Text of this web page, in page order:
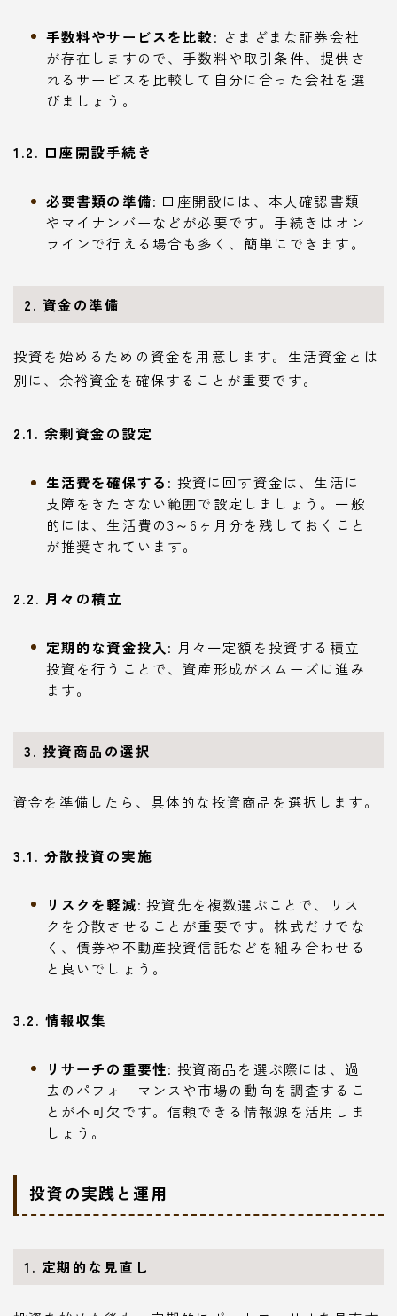
手数料やサービスを比較: さまざまな証券会社
が存在しますので、手数料や取引条件、提供さ
れるサービスを比較して自分に合った会社を選
びましょう。
1.2. 口座開設手続き
必要書類の準備: 口座開設には、本人確認書類
やマイナンバーなどが必要です。手続きはオン
ラインで行える場合も多く、簡単にできます。
2. 資金の準備
投資を始めるための資金を用意します。生活資金とは
別に、余裕資金を確保することが重要です。
2.1. 余剰資金の設定
生活費を確保する : 投資に回す資金は、生活に
支障をきたさない範囲で設定しましょう。一般
的には、生活費の3～6ヶ月分を残しておくこと
が推奨されています。
2.2. 月々の積立
定期的な資金投入 : 月々一定額を投資する積立
投資を行うことで、資産形成がスムーズに進み
ます。
3. 投資商品の選択
資金を準備したら、具体的な投資商品を選択します。
3.1. 分散投資の実施
リスクを軽減: 投資先を複数選ぶことで、リス
クを分散させることが重要です。株式だけでな
く、債券や不動産投資信託などを組み合わせる
と良いでしょう。
3.2. 情報収集
リサーチの重要性: 投資商品を選ぶ際には、過
去のパフォーマンスや市場の動向を調査するこ
とが不可欠です。信頼できる情報源を活用しま
しょう。
投資の実践と運用
1. 定期的な見直し